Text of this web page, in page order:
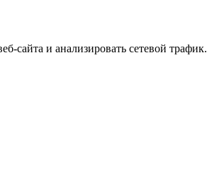
сайта и анализировать сетевой трафик.